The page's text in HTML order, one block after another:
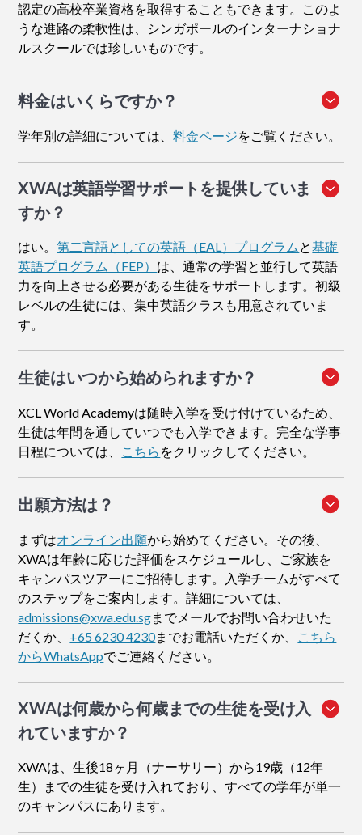
認定の高校卒業資格を取得することもできます。このよ
うな進路の柔軟性は、シンガポールのインターナショナ
ルスクールでは珍しいものです。
料金はいくらですか？
学年別の詳細については、料金ページをご覧ください。
XWAは英語学習サポートを提供していま
すか？
はい。第二言語としての英語（EAL）プログラム と基礎
英語プログラム（FEP） は、通常の学習と並行して英語
力を向上させる必要がある生徒をサポートします。初級
レベルの生徒には、集中英語クラスも用意されていま
す。
生徒はいつから始められますか？
XCL World Academyは随時入学を受け付けているため、
生徒は年間を通していつでも入学できます。完全な学事
日程については、 こちら をクリックしてください。
出願方法は？
まずはオンライン出願から始めてください。その後、
XWAは年齢に応じた評価をスケジュールし、ご家族を
キャンパスツアーにご招待します。入学チームがすべて
のステップをご案内します。詳細については、
admissions@xwa.edu.sgまでメールでお問い合わせいた
だくか、 +65 6230 4230までお電話いただくか、 こちら
からWhatsAppでご連絡ください。
XWAは何歳から何歳までの生徒を受け入
れていますか？
XWAは、生後18ヶ月（ナーサリー）から19歳（12年
生）までの生徒を受け入れており、すべての学年が単一
のキャンパスにあります。